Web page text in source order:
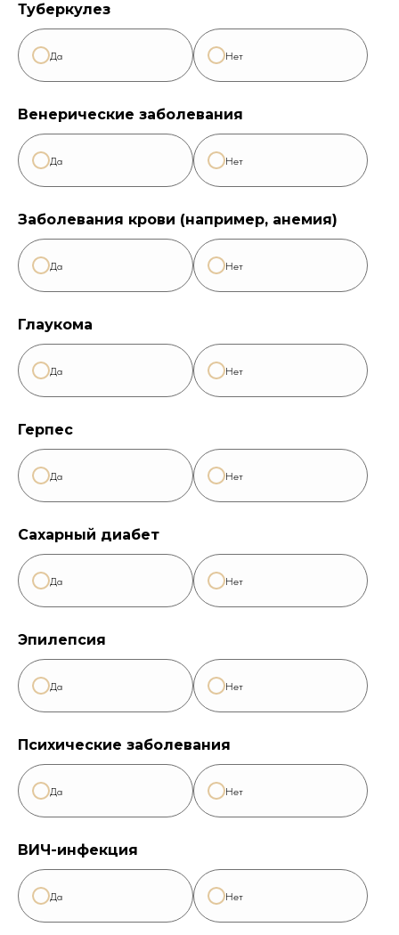
Туберкулез
Да Нет
Венерические заболевания
Да Нет
Заболевания крови (например, анемия)
Да Нет
Глаукома
Да Нет
Герпес
Да Нет
Сахарный диабет
Да Нет
Эпилепсия
Да Нет
Психические заболевания
Да Нет
ВИЧ-инфекция
Да Нет